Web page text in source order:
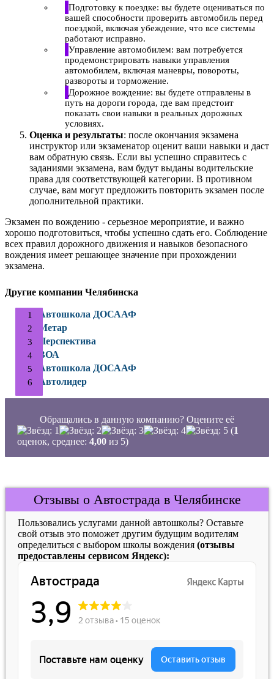
Подготовку к поездке: вы будете оцениваться по
вашей способности проверить автомобиль перед
поездкой, включая убеждение, что все системы
работают исправно.
Управление автомобилем: вам потребуется
продемонстрировать навыки управления
автомобилем, включая маневры, повороты,
развороты и торможение.
Дорожное вождение: вы будете отправлены в
путь на дороги города, где вам предстоит
показать свои навыки в реальных дорожных
условиях.
Оценка и результаты: после окончания экзамена
инструктор или экзаменатор оценит ваши навыки и даст
вам обратную связь. Если вы успешно справитесь с
заданиями экзамена, вам будут выданы водительские
права для соответствующей категории. В противном
случае, вам могут предложить повторить экзамен после
дополнительной практики.
Экзамен по вождению - серьезное мероприятие, и важно
хорошо подготовиться, чтобы успешно сдать его. Соблюдение
всех правил дорожного движения и навыков безопасного
вождения имеет решающее значение при прохождении
экзамена.
Другие компании Челябинска
Автошкола ДОСААФ
Метар
Перспектива
ВОА
Автошкола ДОСААФ
Автолидер
Обращались в данную компанию? Оцените её
(1
оценок, среднее: 4,00 из 5)
Отзывы о Автострада в Челябинске
Пользовались услугами данной автошколы? Оставьте
свой отзыв это поможет другим будущим водителям
определиться с выбором школы вождения (отзывы
предоставлены сервисом Яндекс):